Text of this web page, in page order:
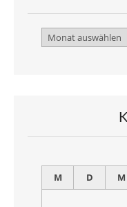
Archiv
M
D M